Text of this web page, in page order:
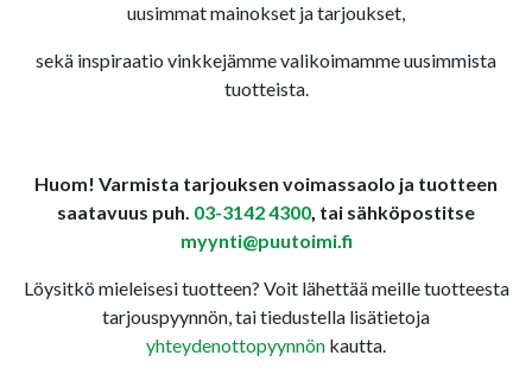
uusimmat mainokset ja tarjoukset,
sekä inspiraatio vinkkejämme valikoimamme uusimmista
tuotteista.
Huom! Varmista tarjouksen voimassaolo ja tuotteen
saatavuus puh. 03-3142 4300, tai sähköpostitse
myynti@puutoimi.fi
Löysitkö mieleisesi tuotteen? Voit lähettää meille tuotteesta
tarjouspyynnön, tai tiedustella lisätietoja
yhteydenottopyynnön kautta.